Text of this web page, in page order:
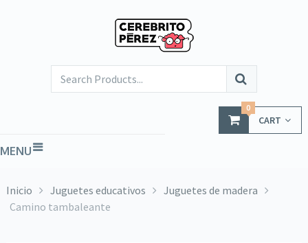
CART
0
MENU
Inicio Juguetes educativos
Juguetes de madera
Camino tambaleante